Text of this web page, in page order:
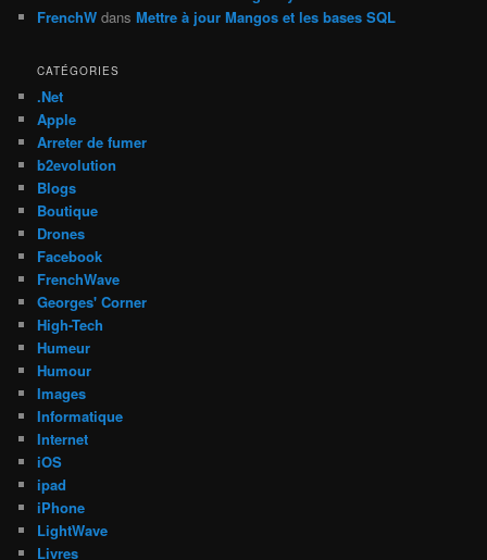
FrenchW dansMettre à jour Mangos et les bases SQL
CATÉGORIES
.Net
Apple
Arreter de fumer
b2evolution
Blogs
Boutique
Drones
Facebook
FrenchWave
Georges' Corner
High-Tech
Humeur
Humour
Images
Informatique
Internet
iOS
ipad
iPhone
LightWave
Livres